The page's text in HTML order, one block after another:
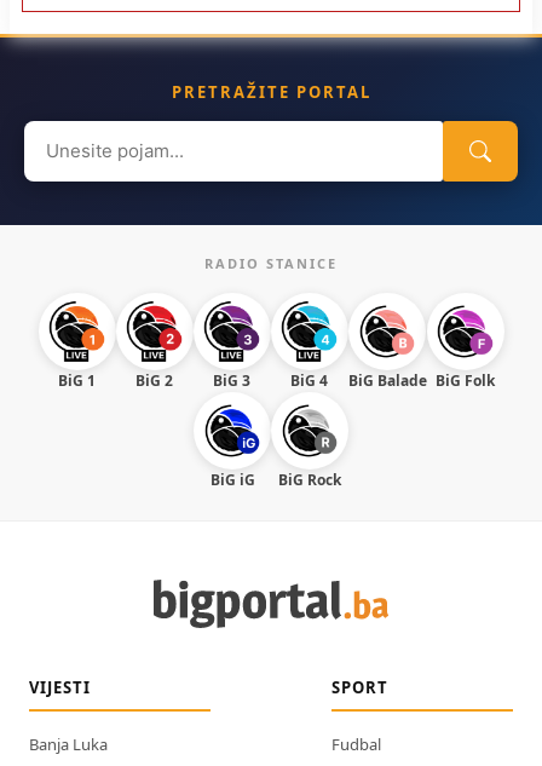
PRETRAŽITE PORTAL
Search
for:
RADIO STANICE
BiG 1 BiG 2 BiG 3 BiG 4 BiG Balade BiG Folk
BiG iG BiG Rock
VIJESTI
Banja Luka
SPORT
Fudbal